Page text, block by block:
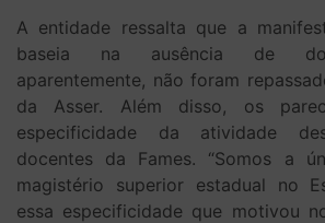
A entidade ressalta que a
baseia na ausência de
aparentemente, não foram
da Asser. Além disso, os
especificidade da atividade
docentes da Fames. “Somos a
magistério superior estadual no
essa especificidade que motivou